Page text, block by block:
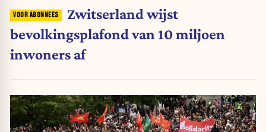
Zwitserland wijst
bevolkingsplafond van 10 miljoen
inwoners af